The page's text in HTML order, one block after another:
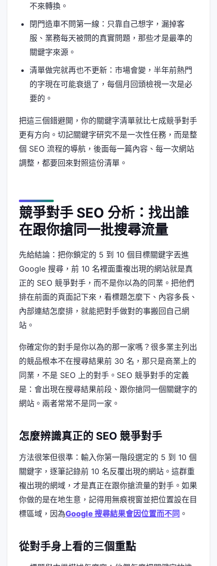
不來轉換。
閉門造車不問第一線：只靠自己想字，漏掉客
服、業務每天被問的真實問題，那些才是最準的
關鍵字來源。
清單做完就再也不更新：市場會變，半年前熱門
的字現在可能衰退了，每個月回頭檢視一次是必
要的。
把這三個錯避開，你的關鍵字清單就比七成競爭對手
更有方向。切記關鍵字研究不是一次性任務，而是整
個 SEO 流程的導航，後面每一篇內容、每一次網站
調整，都要回來對照這份清單。
競爭對手 SEO 分析：找出誰
在跟你搶同一批搜尋流量
先給結論：把你鎖定的 5 到 10 個目標關鍵字丟進
Google 搜尋，前 10 名裡面重複出現的網站就是真
正的 SEO 競爭對手，而不是你以為的同業。把他們
排在前面的頁面記下來，看標題怎麼下、內容多長、
內部連結怎麼排，就能把對手做對的事搬回自己網
站。
你確定你的對手是你以為的那一家嗎？很多業主列出
的競品根本不在搜尋結果前 30 名，那只是商業上的
同業，不是 SEO 上的對手。SEO 競爭對手的定義
是：會出現在搜尋結果前段、跟你搶同一個關鍵字的
網站。兩者常常不是同一家。
怎麼辨識真正的 SEO 競爭對手
方法很笨但很準：輸入你第一階段選定的 5 到 10 個
關鍵字，逐筆記錄前 10 名反覆出現的網站。這群重
複出現的網域，才是真正在跟你搶流量的對手。如果
你做的是在地生意，記得用無痕視窗並把位置設在目
標區域，因為Google 搜尋結果會因位置而不同 。
從對手身上看的三個重點